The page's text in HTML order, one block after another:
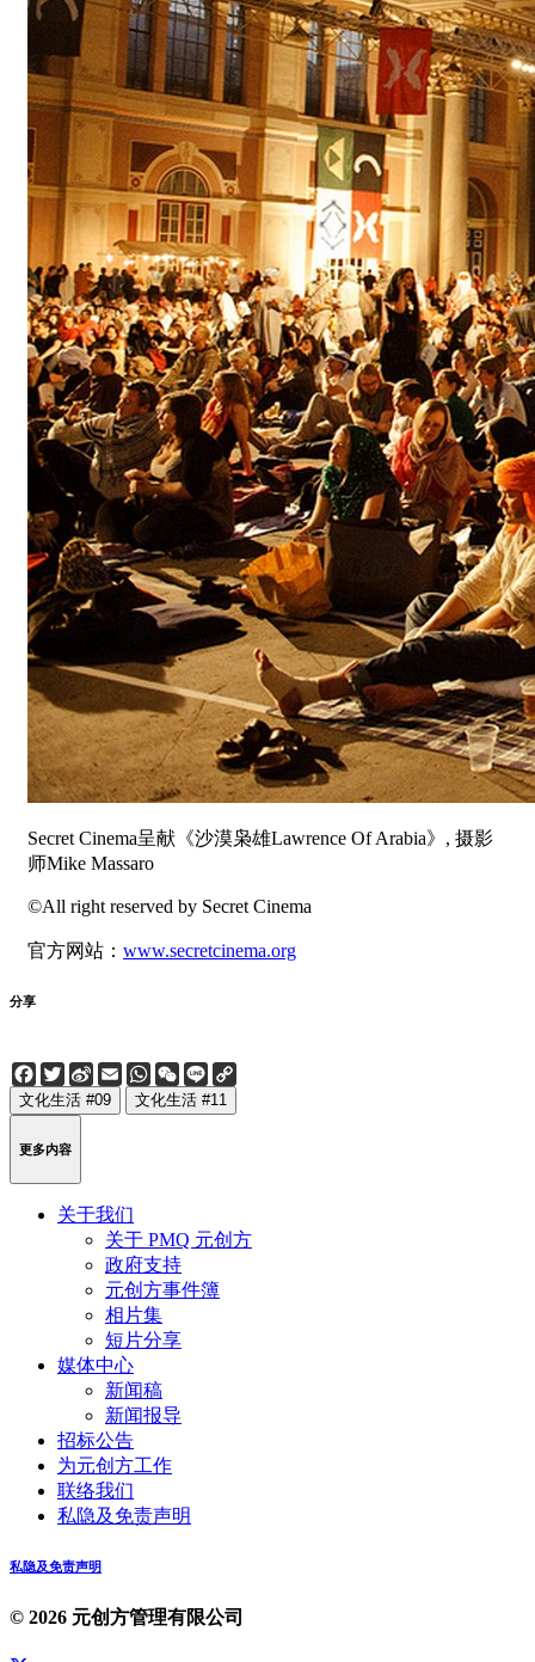
Secret Cinema呈献《沙漠枭雄Lawrence Of Arabia》, 摄影
师Mike Massaro
©All right reserved by Secret Cinema
官方网站： www.secretcinema.org
分享
Facebook
Twitter
Sina
Weibo
EmailWhatsApp
WeChat
Line
文化生活 #09 文化生活 #11
更多内容
关于我们
关于 PMQ 元创方
政府支持
元创方事件簿
相片集
短片分享
媒体中心
新闻稿
新闻报导
招标公告
为元创方工作
联络我们
私隐及免责声明
私隐及免责声明
© 2026 元创方管理有限公司